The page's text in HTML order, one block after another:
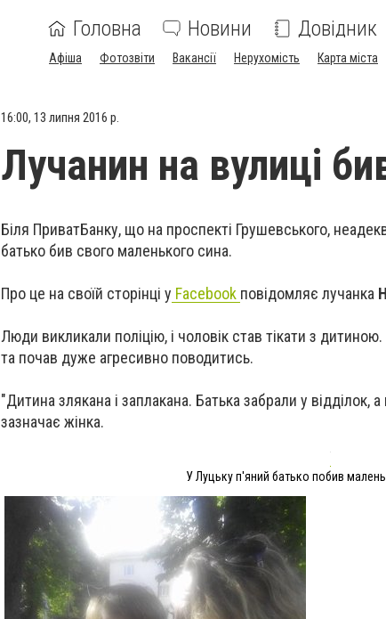
Головна Новини Довідник
Афіша Фотозвіти Вакансії Нерухомість Карта міста
16:00, 13 липня 2016 р.
Лучанин на вулиці
Біля ПриватБанку, що на проспекті Грушевського,
батько бив свого маленького сина.
Про це на своїй сторінці у Facebook повідомляє лучанка
Люди викликали поліцію, і чоловік став тікати з
та почав дуже агресивно поводитись.
"Дитина злякана і заплакана. Батька забрали у відділок,
зазначає жінка.
У Луцьку п'яний батько побив